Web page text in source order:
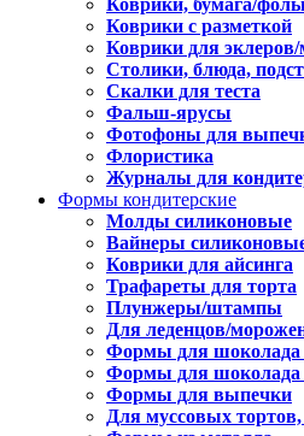
Коврики, бумага/
Коврики с разметкой
Коврики для эклеров/
Столики, блюда,
Скалки для теста
Фальш-ярусы
Фотофоны для
Флористика
Журналы для
Формы кондитерские
Молды силиконовые
Вайнеры
Коврики для айсинга
Трафареты для торта
Плунжеры/штампы
Для леденцов/
Формы для шоколада
Формы для шоколада
Формы для выпечки
Для муссовых